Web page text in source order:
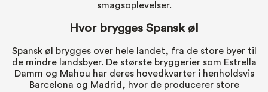
smagsoplevelser.
Hvor brygges Spansk øl
Spansk øl brygges over hele landet, fra de store byer til
de mindre landsbyer. De største bryggerier som Estrella
Damm og Mahou har deres hovedkvarter i henholdsvis
Barcelona og Madrid, hvor de producerer store